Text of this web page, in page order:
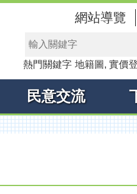
網站導覽
熱門關鍵字 地籍圖 實價
民意交流